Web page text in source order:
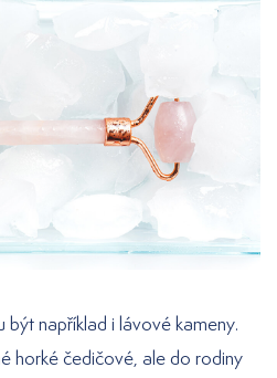
například i lávové kameny.
horké čedičové, ale do rodiny